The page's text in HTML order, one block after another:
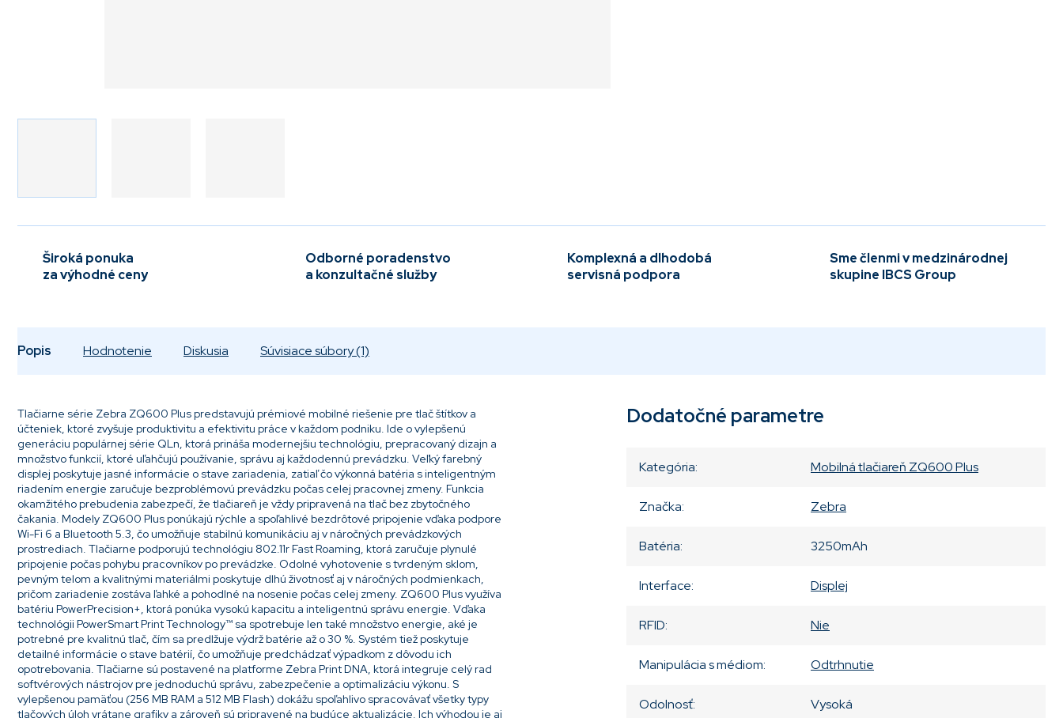
Široká ponuka
za výhodné ceny
Odborné poradenstvo
a konzultačné služby
Komplexná a dlhodobá
servisná podpora
Sme členmi v medzinárodnej
skupine IBCS Group
Popis Súvisiace súbory (1)
Hodnotenie Diskusia
Tlačiarne série Zebra ZQ600 Plus predstavujú prémiové mobilné riešenie pre tlač štítkov a
účteniek, ktoré zvyšuje produktivitu a efektivitu práce v každom podniku. Ide o vylepšenú
generáciu populárnej série QLn, ktorá prináša modernejšiu technológiu, prepracovaný dizajn a
množstvo funkcií, ktoré uľahčujú používanie, správu aj každodennú prevádzku. Veľký farebný
displej poskytuje jasné informácie o stave zariadenia, zatiaľ čo výkonná batéria s inteligentným
riadením energie zaručuje bezproblémovú prevádzku počas celej pracovnej zmeny. Funkcia
okamžitého prebudenia zabezpečí, že tlačiareň je vždy pripravená na tlač bez zbytočného
čakania. Modely ZQ600 Plus ponúkajú rýchle a spoľahlivé bezdrôtové pripojenie vďaka podpore
Wi-Fi 6 a Bluetooth 5.3, čo umožňuje stabilnú komunikáciu aj v náročných prevádzkových
prostrediach. Tlačiarne podporujú technológiu 802.11r Fast Roaming, ktorá zaručuje plynulé
pripojenie počas pohybu pracovníkov po prevádzke. Odolné vyhotovenie s tvrdeným sklom,
pevným telom a kvalitnými materiálmi poskytuje dlhú životnosť aj v náročných podmienkach,
pričom zariadenie zostáva ľahké a pohodlné na nosenie počas celej zmeny. ZQ600 Plus využíva
batériu PowerPrecision+, ktorá ponúka vysokú kapacitu a inteligentnú správu energie. Vďaka
technológii PowerSmart Print Technology™ sa spotrebuje len také množstvo energie, aké je
potrebné pre kvalitnú tlač, čím sa predlžuje výdrž batérie až o 30 %. Systém tiež poskytuje
detailné informácie o stave batérií, čo umožňuje predchádzať výpadkom z dôvodu ich
opotrebovania. Tlačiarne sú postavené na platforme Zebra Print DNA, ktorá integruje celý rad
softvérových nástrojov pre jednoduchú správu, zabezpečenie a optimalizáciu výkonu. S
vylepšenou pamäťou (256 MB RAM a 512 MB Flash) dokážu spoľahlivo spracovávať všetky typy
tlačových úloh vrátane grafiky a zároveň sú pripravené na budúce aktualizácie. Ich výhodou je aj
Dodatočné parametre
Kategória: Mobilná tlačiareň ZQ600 Plus
Značka: Zebra
Batéria: 3250mAh
Interface: Displej
RFID: Nie
Manipulácia s médiom: Odtrhnutie
Odolnosť: Vysoká